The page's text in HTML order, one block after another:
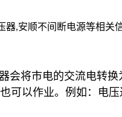
器,安顺不间断电源等相关
会将市电的交流电转
可以作业。例如：电